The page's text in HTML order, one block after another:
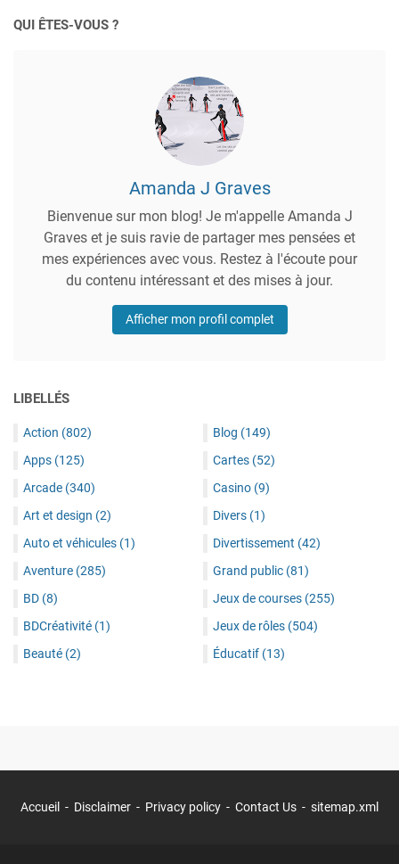
QUI ÊTES-VOUS ?
Amanda J Graves
Bienvenue sur mon blog! Je m'appelle Amanda J
Graves et je suis ravie de partager mes pensées et
mes expériences avec vous. Restez à l'écoute pour
du contenu intéressant et des mises à jour.
Afficher mon profil complet
LIBELLÉS
Action (802)
Apps (125)
Arcade (340)
Art et design (2)
Auto et véhicules (1)
Aventure (285)
BD (8)
BDCréativité (1)
Beauté (2)
Blog (149)
Cartes (52)
Casino (9)
Divers (1)
Divertissement (42)
Grand public (81)
Jeux de courses (255)
Jeux de rôles (504)
Éducatif (13)
Accueil Disclaimer Privacy policy Contact Us sitemap.xml